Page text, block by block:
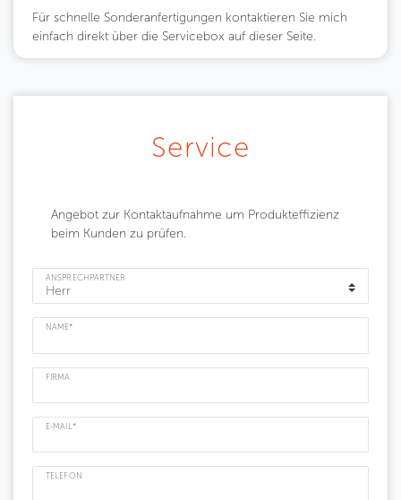
Für schnelle Sonderanfertigungen kontaktieren Sie mich
einfach direkt über die Servicebox auf dieser Seite.
Service
Angebot zur Kontaktaufnahme um Produkteffizienz
beim Kunden zu prüfen.
ANSPRECHPARTNER
NAME*
FIRMA
E-MAIL*
TELEFON